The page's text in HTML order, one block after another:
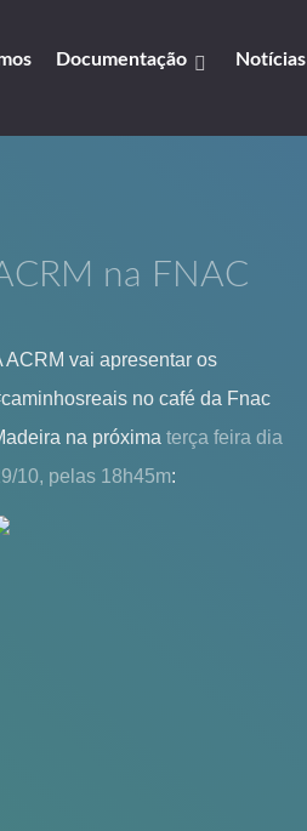
Documentação Notícias
na FNAC
ACRM vai apresentar os
no café da Fnac
na próxima terça feira dia
10, pelas 18h45m: